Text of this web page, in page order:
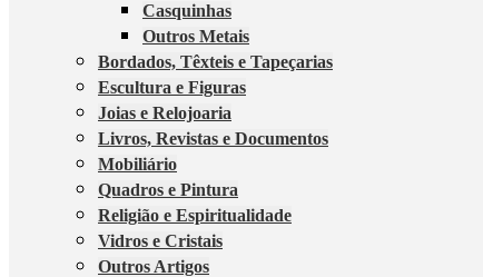
Casquinhas
Outros Metais
Bordados, Têxteis e Tapeçarias
Escultura e Figuras
Joias e Relojoaria
Livros, Revistas e Documentos
Mobiliário
Quadros e Pintura
Religião e Espiritualidade
Vidros e Cristais
Outros Artigos